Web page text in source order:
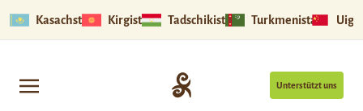
Kasachstan Kirgistan Tadschikistan Turkmenistan
Unterstützt uns